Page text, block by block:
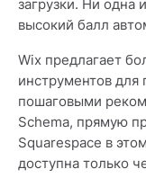
загрузки. Ни одна
высокий балл
Wix предлагает
инструментов
пошаговыми
Schema, прямую
Squarespace в
доступна только